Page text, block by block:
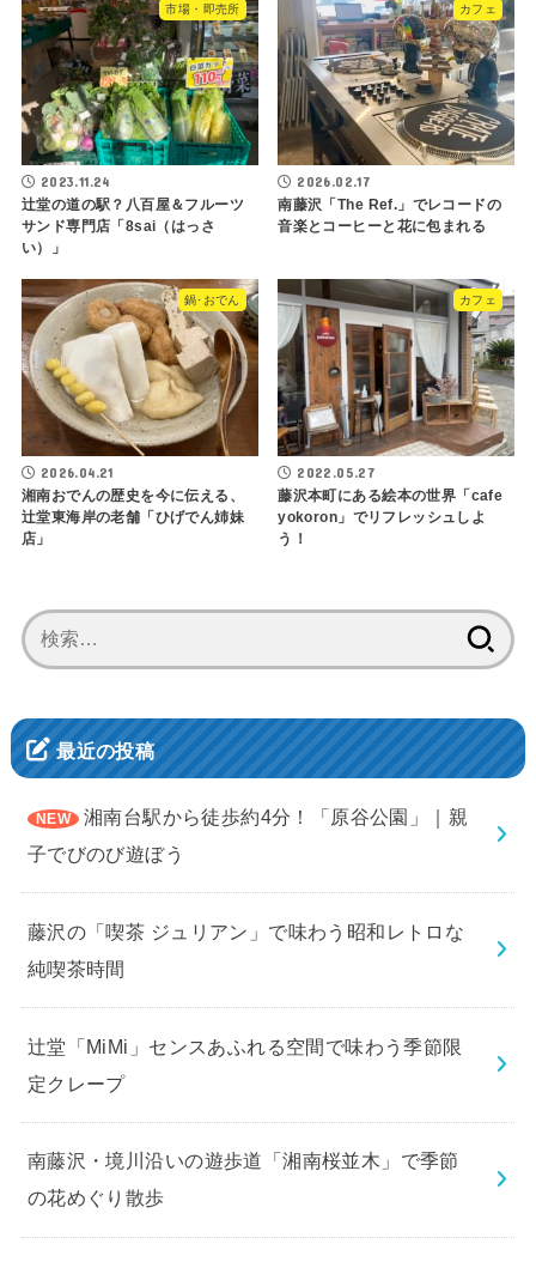
市場・即売所
2023.11.24
辻堂の道の駅？八百屋＆フルーツ
サンド専門店「8sai（はっさ
い）」
カフェ
2026.02.17
南藤沢「The Ref.」でレコードの
音楽とコーヒーと花に包まれる
鍋･おでん
2026.04.21
湘南おでんの歴史を今に伝える、
辻堂東海岸の老舗「ひげでん姉妹
店」
カフェ
2022.05.27
藤沢本町にある絵本の世界「cafe
yokoron」でリフレッシュしよ
う！
索:
最近の投稿
湘南台駅から徒歩約4分！「原谷公園」｜親
子でびのび遊ぼう
藤沢の「喫茶 ジュリアン」で味わう昭和レトロな
純喫茶時間
辻堂「MiMi」センスあふれる空間で味わう季節限
定クレープ
南藤沢・境川沿いの遊歩道「湘南桜並木」で季節
の花めぐり散歩